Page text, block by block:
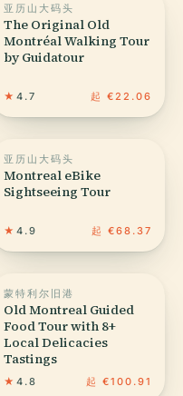
亚历山大码头
The Original Old
Montréal Walking Tour
by Guidatour
★ 4.7 起 €22.06
亚历山大码头
Montreal eBike
Sightseeing Tour
★ 4.9 起 €68.37
蒙特利尔旧港
Old Montreal Guided
Food Tour with 8+
Local Delicacies
Tastings
★ 4.8 起 €100.91